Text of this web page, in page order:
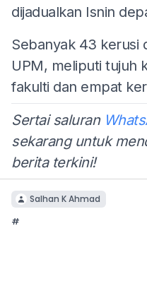
dijadualkan Isnin
Sebanyak 43 kerusi
UPM, meliputi tujuh
fakulti dan empat
Sertai saluran
sekarang untuk
berita terkini!
Salhan K Ahmad
#